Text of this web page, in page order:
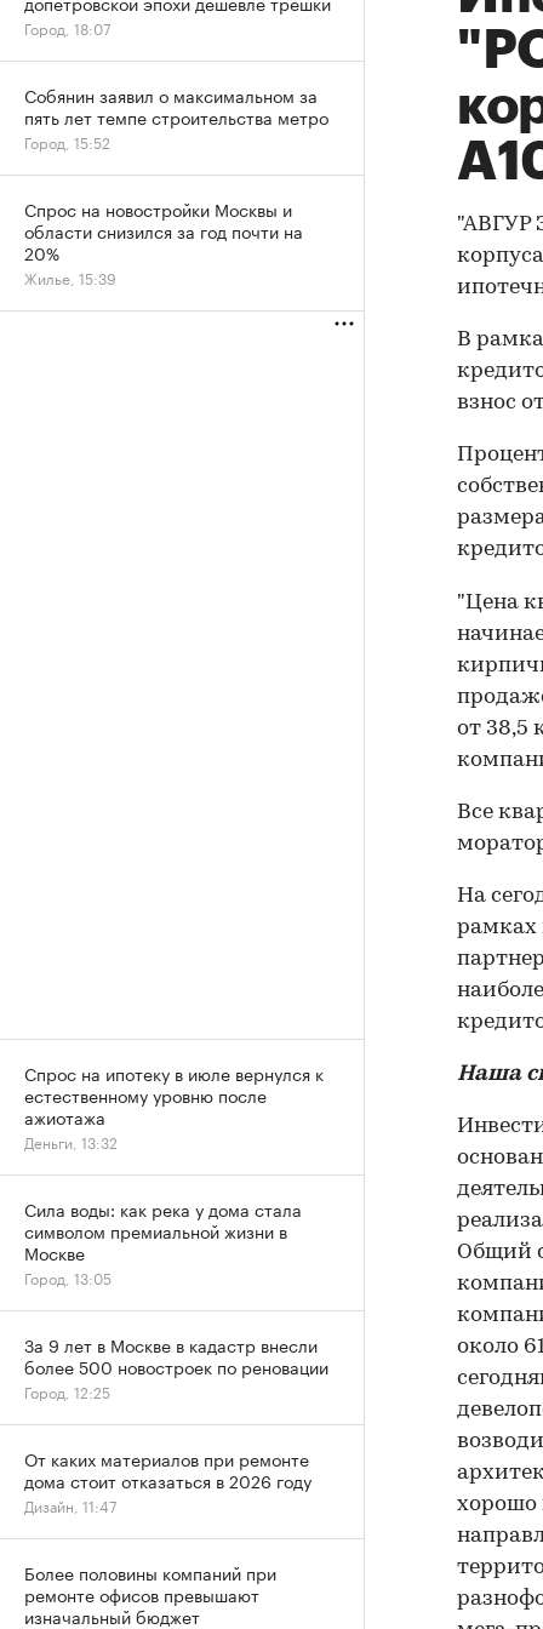
"АВГУР
В
взнос
"Цена
от 38,5
Все
На
рамках
Наша
Общий
около
хорошо
Город, 18:07
Собянин заявил о максимальном за
пять лет темпе строительства метро
Город, 15:52
Спрос на новостройки Москвы и
области снизился за год почти на
20%
Жилье, 15:39
Спрос на ипотеку в июле вернулся к
естественному уровню после
ажиотажа
Деньги, 13:32
Сила воды: как река у дома стала
символом премиальной жизни в
Москве
Город, 13:05
За 9 лет в Москве в кадастр внесли
более 500 новостроек по реновации
Город, 12:25
От каких материалов при ремонте
дома стоит отказаться в 2026 году
Дизайн, 11:47
Более половины компаний при
ремонте офисов превышают
изначальный бюджет